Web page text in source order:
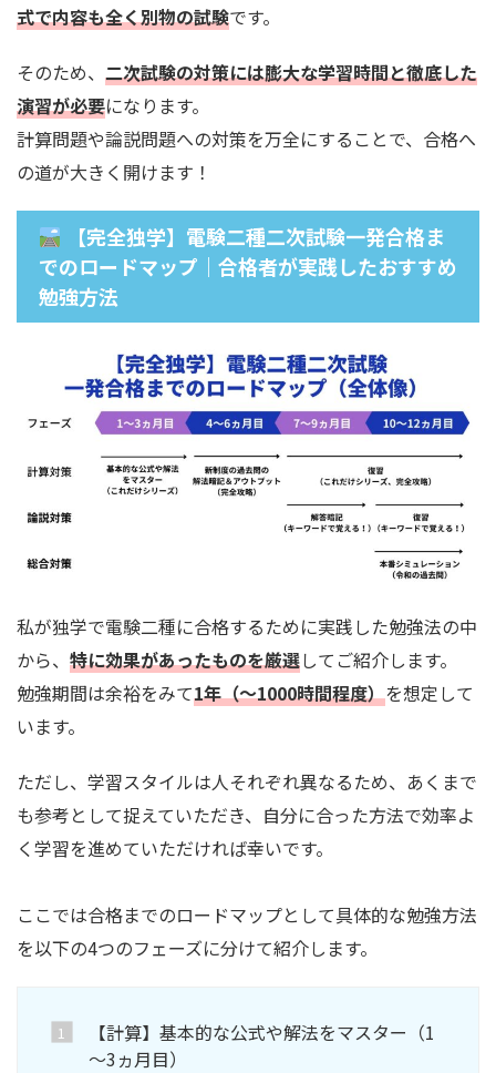
式で内容も全く別物の試験です。
そのため、 二次試験の対策には膨大な学習時間と徹底した
演習が必要になります。
計算問題や論説問題への対策を万全にすることで、合格へ
の道が大きく開けます！
【完全独学】電験二種二次試験一発合格ま
でのロードマップ｜合格者が実践したおすすめ
勉強方法
私が独学で電験二種に合格するために実践した勉強法の中
から、 特に効果があったものを厳選してご紹介します。
勉強期間は余裕をみて1年（～1000時間程度）を想定して
います。
ただし、学習スタイルは人それぞれ異なるため、あくまで
も参考として捉えていただき、自分に合った方法で効率よ
く学習を進めていただければ幸いです。
ここでは合格までのロードマップとして具体的な勉強方法
を以下の4つのフェーズに分けて紹介します。
【計算】基本的な公式や解法をマスター（1
～3ヵ月目）